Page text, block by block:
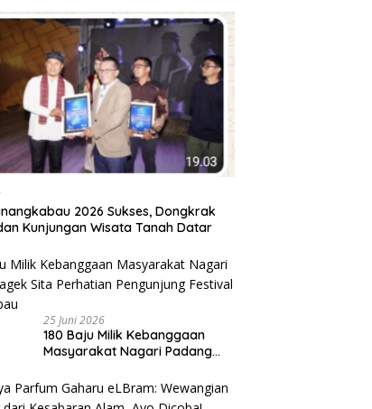
2026 Sukses, Dongkrak
Kunjungan Wisata Tanah Datar
25 Juni 2026
180 Baju Milik Kebanggaan
Masyarakat Nagari Padang
Pengunjung Festival
Minangkabau